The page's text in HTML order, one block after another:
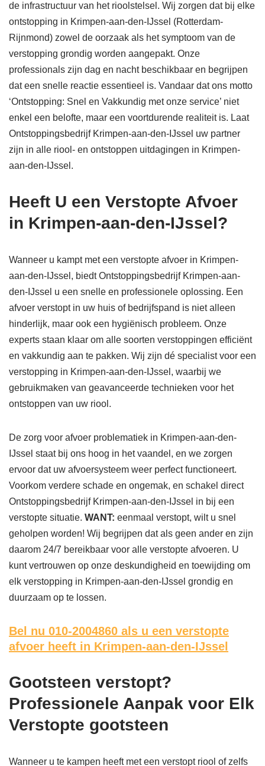
de infrastructuur van het rioolstelsel. Wij zorgen dat bij elke
ontstopping in Krimpen-aan-den-IJssel (Rotterdam-
Rijnmond) zowel de oorzaak als het symptoom van de
verstopping grondig worden aangepakt. Onze
professionals zijn dag en nacht beschikbaar en begrijpen
dat een snelle reactie essentieel is. Vandaar dat ons motto
‘Ontstopping: Snel en Vakkundig met onze service’ niet
enkel een belofte, maar een voortdurende realiteit is. Laat
Ontstoppingsbedrijf Krimpen-aan-den-IJssel uw partner
zijn in alle riool- en ontstoppen uitdagingen in Krimpen-
aan-den-IJssel.
Heeft U een Verstopte Afvoer
in Krimpen-aan-den-IJssel?
Wanneer u kampt met een verstopte afvoer in Krimpen-
aan-den-IJssel, biedt Ontstoppingsbedrijf Krimpen-aan-
den-IJssel u een snelle en professionele oplossing. Een
afvoer verstopt in uw huis of bedrijfspand is niet alleen
hinderlijk, maar ook een hygiënisch probleem. Onze
experts staan klaar om alle soorten verstoppingen efficiënt
en vakkundig aan te pakken. Wij zijn dé specialist voor een
verstopping in Krimpen-aan-den-IJssel, waarbij we
gebruikmaken van geavanceerde technieken voor het
ontstoppen van uw riool.
De zorg voor afvoer problematiek in Krimpen-aan-den-
IJssel staat bij ons hoog in het vaandel, en we zorgen
ervoor dat uw afvoersysteem weer perfect functioneert.
Voorkom verdere schade en ongemak, en schakel direct
Ontstoppingsbedrijf Krimpen-aan-den-IJssel in bij een
verstopte situatie. WANT: eenmaal verstopt, wilt u snel
geholpen worden! Wij begrijpen dat als geen ander en zijn
daarom 24/7 bereikbaar voor alle verstopte afvoeren. U
kunt vertrouwen op onze deskundigheid en toewijding om
elk verstopping in Krimpen-aan-den-IJssel grondig en
duurzaam op te lossen.
Bel nu 010-2004860 als u een verstopte
afvoer heeft in Krimpen-aan-den-IJssel
Gootsteen verstopt?
Professionele Aanpak voor Elk
Verstopte gootsteen
Wanneer u te kampen heeft met een verstopt riool of zelfs